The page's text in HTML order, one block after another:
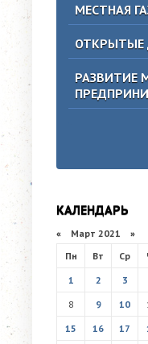
МЕСТНАЯ
ОТКРЫТЫЕ
РАЗВИТИЕ
КАЛЕНДАРЬ
« Март 2021 »
Пн
Вт Ср
1
2 3
8
9 10
15
16 17